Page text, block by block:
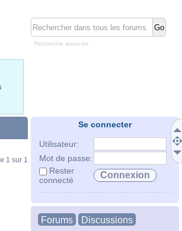
Recherche avancée
Se connecter
Utilisateur:
Mot de passe:
Rester
connecté
Forums Discussions
1 sur 1